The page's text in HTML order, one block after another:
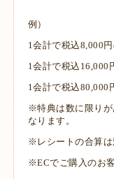
例）
1会計で税込8,000
1会計で税込16,000
1会計で税込80,000
※特典は数に限りが
なります。
※レシートの合算は
※ECでご購入のお